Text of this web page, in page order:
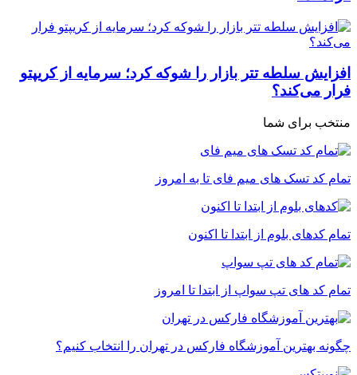
افزایش سلطه تتر بازار را شوکه کرد؛ سرمایه از کریپتو
فرار می‌کند؟
منتخب برای شما
تمام کد تسک های میم فای تا به امروز
تمام کدهای بلوم از ابتدا تا اکنون
تمام کد های تپ سواپ از ابتدا تا امروز
چگونه بهترین آموزشگاه فارکس در تهران را انتخاب کنیم؟